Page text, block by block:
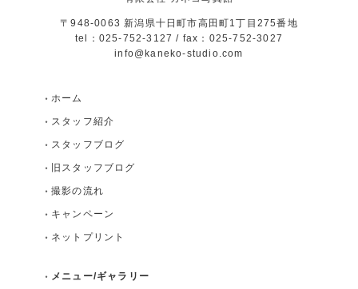
〒948-0063 新潟県十日町市高田町1丁目275番地
tel：025-752-3127 / fax：025-752-3027
info@kaneko-studio.com
ホーム
スタッフ紹介
スタッフブログ
旧スタッフブログ
撮影の流れ
キャンペーン
ネットプリント
メニュー/ギャラリー